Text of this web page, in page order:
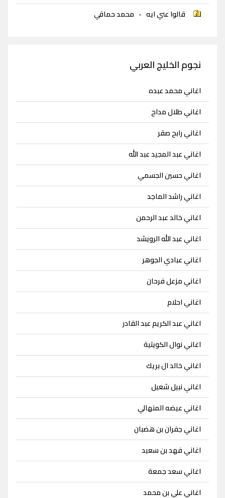
قالوا عني ايه - محمد حماقي
نجوم الخليج العربي
اغاني محمد عبده
اغاني طلال مداح
اغاني رابح صقر
اغاني عبد المجيد عبد الله
اغاني حسين الجسمي
اغاني راشد الماجد
اغاني خالد عبد الرحمن
اغاني عبد الله الرويشد
اغاني عبادي الجوهر
اغاني مزعل فرحان
اغاني احلام
اغاني عبد الكريم عبد القادر
اغاني نوال الكويتية
اغاني خالد ال بريك
اغاني نبيل شعيل
اغاني عيضه المنهالي
اغاني جفران بن هضبان
اغاني فهد بن سعيد
اغاني سعد جمعة
اغاني علي بن محمد